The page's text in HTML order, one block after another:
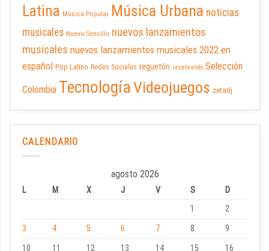
Latina Música Popular Música Urbana noticias
musicales Nuevo Sencillo nuevos lanzamientos
musicales nuevos lanzamientos musicales 2022 en
español Pop Latino Redes Sociales reguetón rezeteando Selección
Colombia TecnologíaVideojuegos zetadj
CALENDARIO
agosto 2026
L M X J V S
D
1
2
3
4 5 6 7 8
9
10
11 12 13 14 15
16